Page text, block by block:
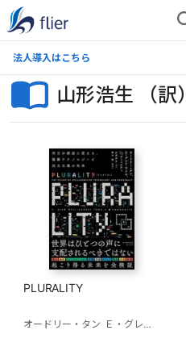
法人導入はこちら
山形浩生 （訳）
PLURALITY
オードリー・タン Ｅ・グレン・ワイル